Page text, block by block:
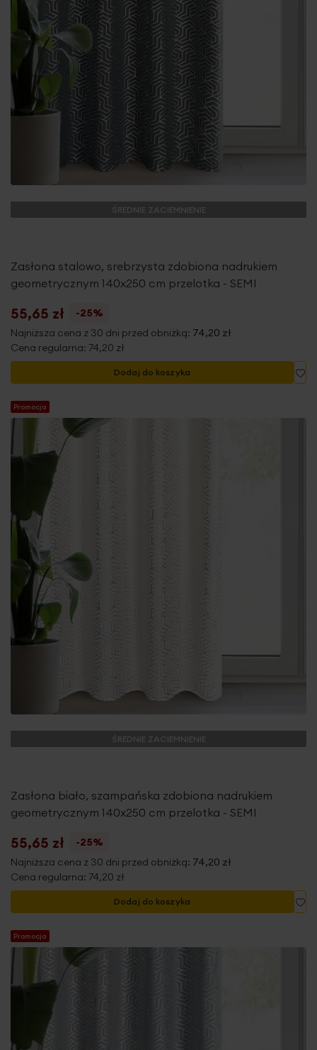
ŚREDNIE ZACIEMNIENIE
Zasłona stalowo, srebrzysta zdobiona nadrukiem
geometrycznym 140x250 cm przelotka - SEMI
55,65 zł
-25%
Najniższa cena z 30 dni przed obniżką: 74,20 zł
Cena regularna: 74,20 zł
Dodaj do koszyka
Promocja
ŚREDNIE ZACIEMNIENIE
Zasłona biało, szampańska zdobiona nadrukiem
geometrycznym 140x250 cm przelotka - SEMI
55,65 zł
-25%
Najniższa cena z 30 dni przed obniżką: 74,20 zł
Cena regularna: 74,20 zł
Dodaj do koszyka
Promocja